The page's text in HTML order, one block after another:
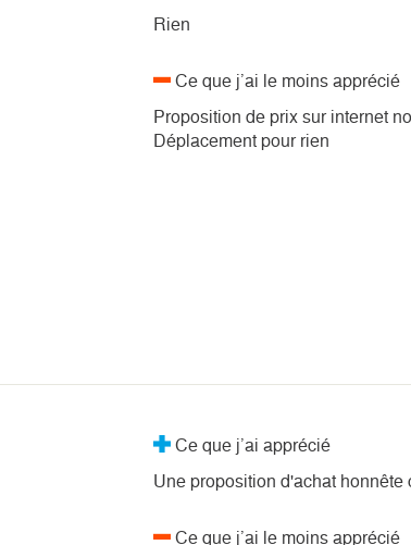
Rien
Ce que j’ai le moins apprécié
Proposition de prix sur internet
Déplacement pour rien
Ce que j’ai apprécié
Une proposition d'achat
Ce que j’ai le moins apprécié